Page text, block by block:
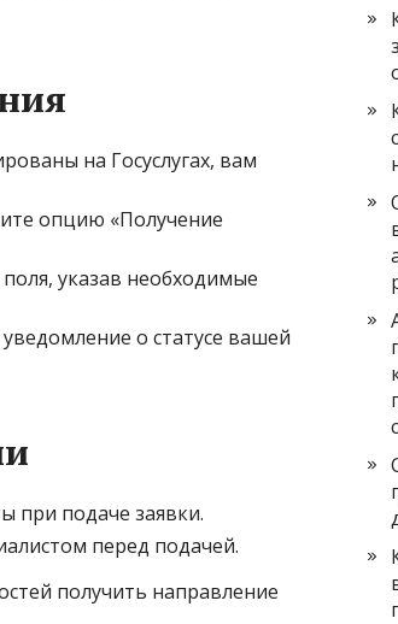
на Госуслугах, вам
опцию «Получение
указав необходимые
о статусе вашей
при подаче заявки.
перед подачей.
получить направление